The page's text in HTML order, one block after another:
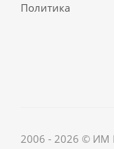
Политика
2006 - 2026 © ИМ